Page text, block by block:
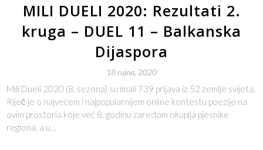
MILI DUELI 2020: Rezultati 2.
kruga – DUEL 11 – Balkanska
Dijaspora
18 rujna, 2020
Mili Dueli 2020 (8. sezona) su imali 739 prijava iz 52 zemlje svijeta.
Riječ je o najvećem i najpopularnijem online kontestu poezije na
ovim prostoria koje već 8. godinu zaredom okuplja pjesnike
regiona, a u…